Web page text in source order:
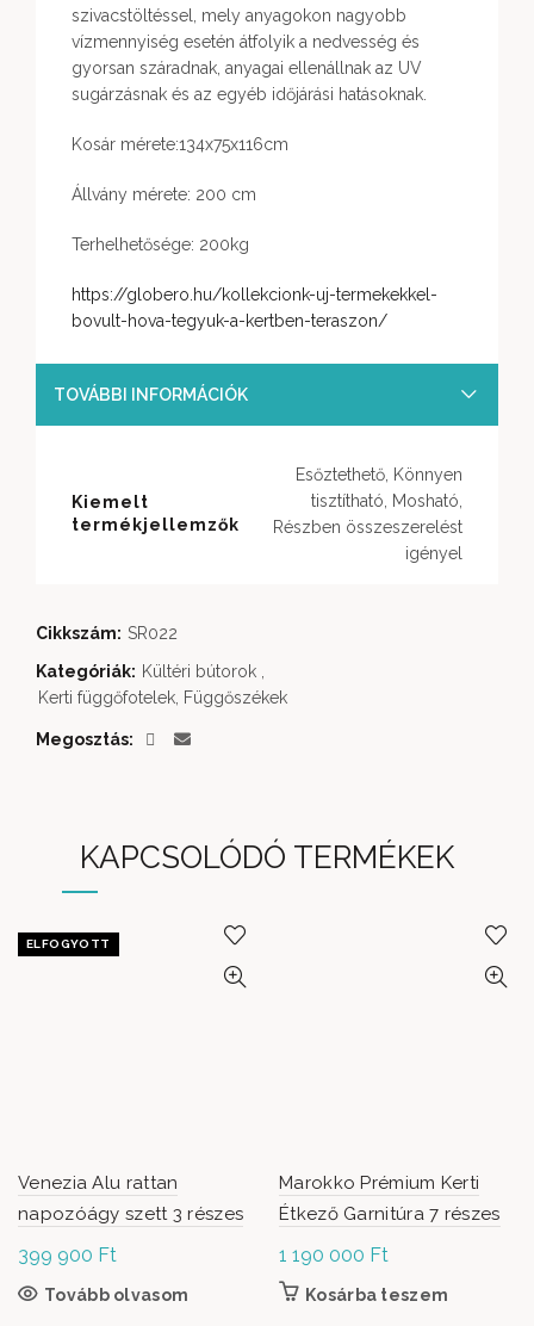
szivacstöltéssel, mely anyagokon nagyobb
vízmennyiség esetén átfolyik a nedvesség és
gyorsan száradnak, anyagai ellenállnak az UV
sugárzásnak és az egyéb időjárási hatásoknak.
Kosár mérete:134x75x116cm
Állvány mérete: 200 cm
Terhelhetősége: 200kg
https://globero.hu/kollekcionk-uj-termekekkel-
bovult-hova-tegyuk-a-kertben-teraszon/
TOVÁBBI INFORMÁCIÓK
Kiemelt
termékjellemzők
Esőztethető, Könnyen
tisztítható, Mosható,
Részben összeszerelést
igényel
Cikkszám: SR022
Kategóriák: Kültéri bútorok ,
Kerti függőfotelek, Függőszékek
Megosztás
KAPCSOLÓDÓ TERMÉKEK
ELFOGYOTT
Venezia Alu rattan
napozóágy szett 3 részes
399 900 Ft
Tovább olvasom
Marokko Prémium Kerti
Étkező Garnitúra 7 részes
1 190 000 Ft
Kosárba teszem